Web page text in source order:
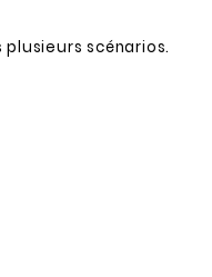
scénarios.